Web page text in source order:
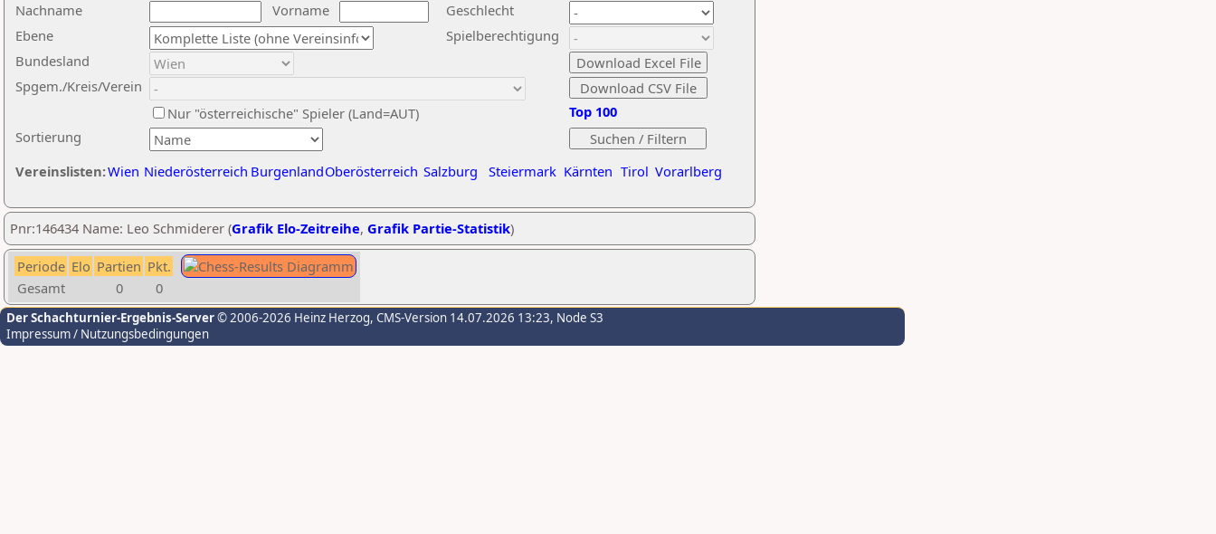
Nachname
Vorname
Ebene
Sortierung
Bundesland
Spgem./Kreis/Verein
Geschlecht
Nur "österreichische" Spieler (Land=AUT)
Spielberechtigung
Vereinslisten:Wien Niederösterreich BurgenlandOberösterreich Salzburg Steiermark Kärnten Tirol Vorarlberg
Top 100
Pnr:146434 Name: Leo Schmiderer (Grafik Elo-Zeitreihe, Grafik Partie-Statistik)
Periode Elo Partien Pkt.
Gesamt
0 0
Der Schachturnier-Ergebnis-Server© 2006-2026 Heinz Herzog, CMS-Version 14.07.2026 13:23, Node S3
Impressum / Nutzungsbedingungen